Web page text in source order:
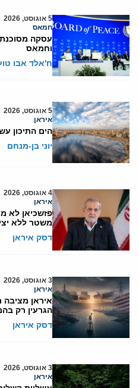
5 אוגוסט, 2026
חמאס
עסקה
וחמאס
ח'אלד אבו
5 אוגוסט, 2026
איראן
הים התיכון
יוני בן-מנחם
4 אוגוסט, 2026
איראן
פזשכיאן לא
משטר ללא
דסק איראן
3 אוגוסט, 2026
איראן
איראן מציבה
הגרעין רק
דסק איראן
3 אוגוסט, 2026
איראן